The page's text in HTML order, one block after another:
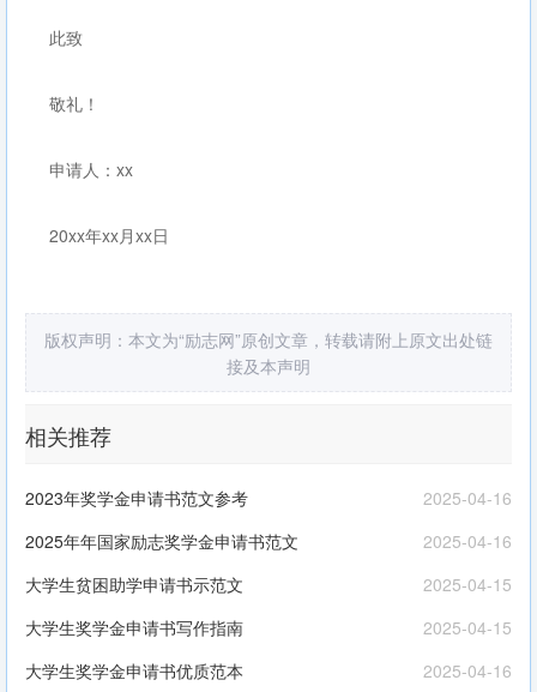
此致
敬礼！
申请人：xx
20xx年xx月xx日
版权声明：本文为“励志网”原创文章，转载请附上原文出处链
接及本声明
相关推荐
2025-04-16
2023年奖学金申请书范文参考
2025-04-16
2025年年国家励志奖学金申请书范文
2025-04-15
大学生贫困助学申请书示范文
2025-04-15
大学生奖学金申请书写作指南
2025-04-16
大学生奖学金申请书优质范本